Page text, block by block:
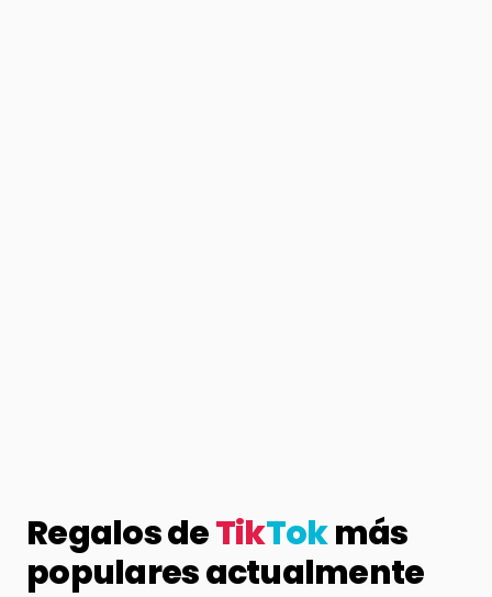
Regalos deTikTokmás
populares actualmente